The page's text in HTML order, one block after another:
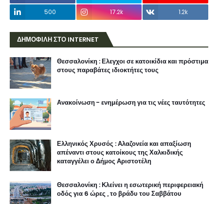
500
17.2k 1.2k
ΔΗΜΟΦΙΛΗ ΣΤΟ INTERNET
Θεσσαλονίκη : Ελεγχοι σε κατοικίδια και πρόστιμα
στους παραβάτες ιδιοκτήτες τους
Ανακοίνωση - ενημέρωση για τις νέες ταυτότητες
Ελληνικός Χρυσός : Αλαζονεία και απαξίωση
απέναντι στους κατοίκους της Χαλκιδικής
καταγγέλει ο Δήμος Αριστοτέλη
Θεσσαλονίκη : Κλείνει η εσωτερική περιφερειακή
οδός για 6 ώρες , το βράδυ του Σαββάτου